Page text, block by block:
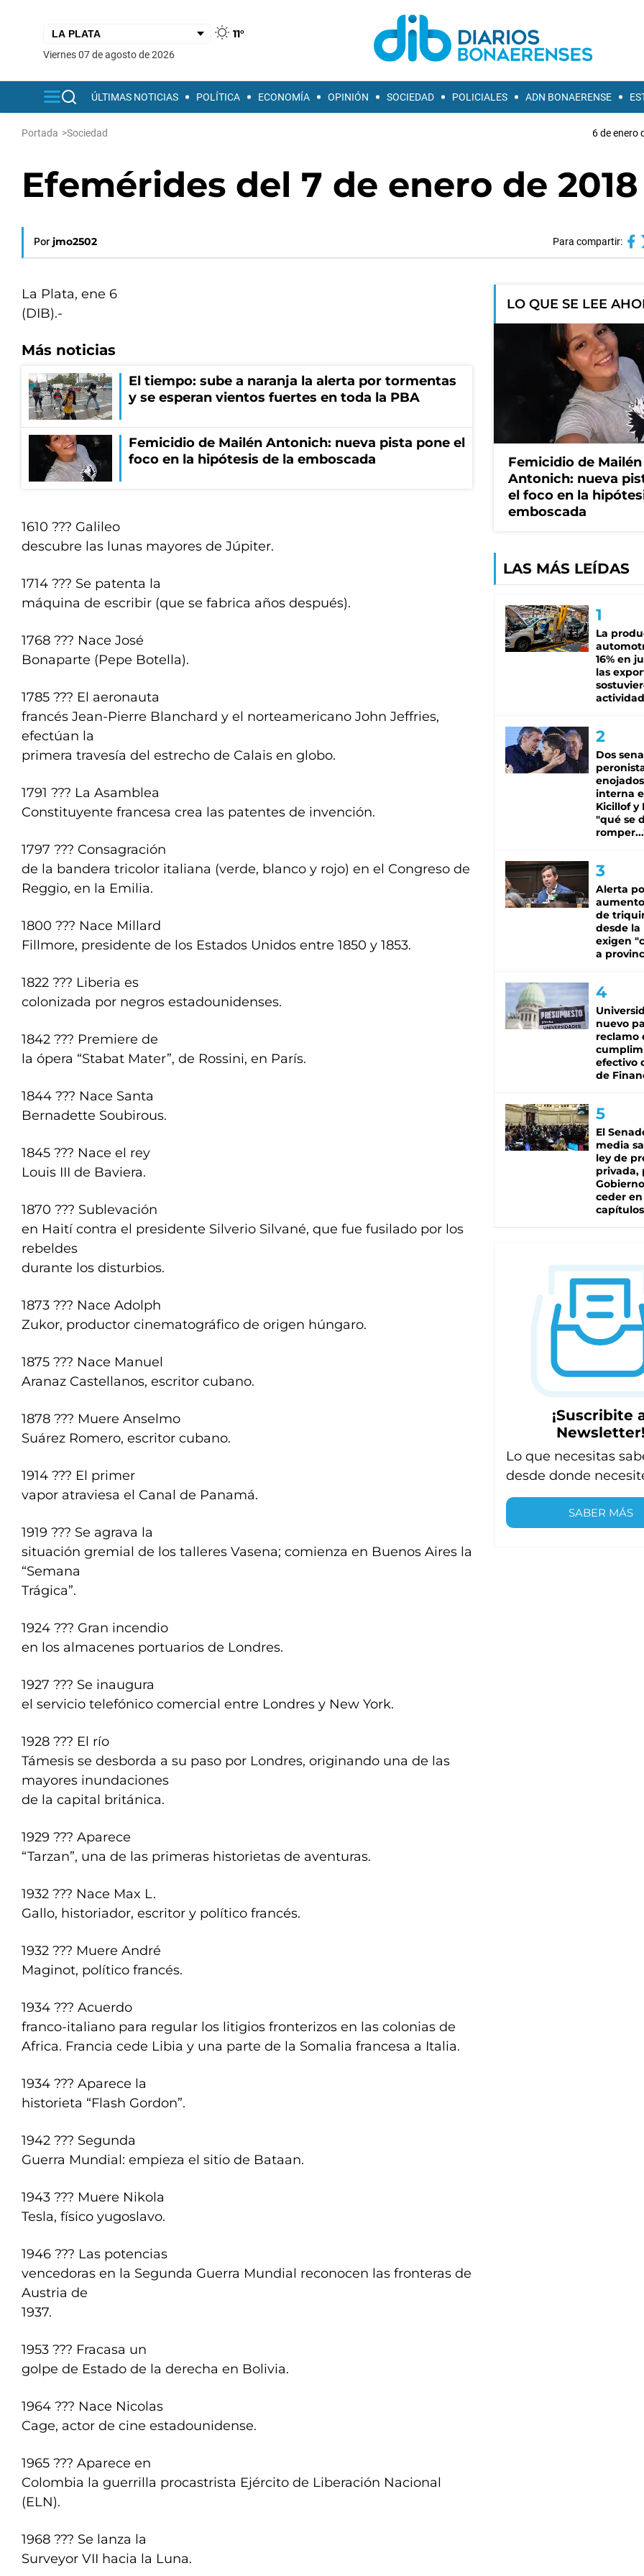
11°
viernes 07 de agosto de 2026
ÚLTIMAS NOTICIAS POLÍTICA ECONOMÍA OPINIÓN SOCIEDAD POLICIALES ADN BONAERENSE
Portada >Sociedad 6 de enero
Efemérides del 7 de enero de 2018
Por jmo2502 Para compartir:
La Plata, ene 6
(DIB).-
Más noticias
El tiempo: sube a naranja la alerta por tormentas
y se esperan vientos fuertes en toda la PBA
Femicidio de Mailén Antonich: nueva pista pone el
foco en la hipótesis de la emboscada
1610 ??? Galileo
descubre las lunas mayores de Júpiter.
1714 ??? Se patenta la
máquina de escribir (que se fabrica años después).
1768 ??? Nace José
Bonaparte (Pepe Botella).
1785 ??? El aeronauta
francés Jean-Pierre Blanchard y el norteamericano John Jeffries,
efectúan la
primera travesía del estrecho de Calais en globo.
1791 ??? La Asamblea
Constituyente francesa crea las patentes de invención.
1797 ??? Consagración
de la bandera tricolor italiana (verde, blanco y rojo) en el Congreso de
Reggio, en la Emilia.
1800 ??? Nace Millard
Fillmore, presidente de los Estados Unidos entre 1850 y 1853.
1822 ??? Liberia es
colonizada por negros estadounidenses.
1842 ??? Premiere de
la ópera “Stabat Mater”, de Rossini, en París.
1844 ??? Nace Santa
Bernadette Soubirous.
1845 ??? Nace el rey
Louis III de Baviera.
1870 ??? Sublevación
en Haití contra el presidente Silverio Silvané, que fue fusilado por los
rebeldes
durante los disturbios.
1873 ??? Nace Adolph
Zukor, productor cinematográfico de origen húngaro.
1875 ??? Nace Manuel
Aranaz Castellanos, escritor cubano.
1878 ??? Muere Anselmo
Suárez Romero, escritor cubano.
1914 ??? El primer
vapor atraviesa el Canal de Panamá.
1919 ??? Se agrava la
situación gremial de los talleres Vasena; comienza en Buenos Aires la
“Semana
Trágica”.
1924 ??? Gran incendio
en los almacenes portuarios de Londres.
1927 ??? Se inaugura
el servicio telefónico comercial entre Londres y New York.
1928 ??? El río
Támesis se desborda a su paso por Londres, originando una de las
mayores inundaciones
de la capital británica.
1929 ??? Aparece
“Tarzan”, una de las primeras historietas de aventuras.
1932 ??? Nace Max L.
Gallo, historiador, escritor y político francés.
1932 ??? Muere André
Maginot, político francés.
1934 ??? Acuerdo
franco-italiano para regular los litigios fronterizos en las colonias de
Africa. Francia cede Libia y una parte de la Somalia francesa a Italia.
1934 ??? Aparece la
historieta “Flash Gordon”.
1942 ??? Segunda
Guerra Mundial: empieza el sitio de Bataan.
1943 ??? Muere Nikola
Tesla, físico yugoslavo.
1946 ??? Las potencias
vencedoras en la Segunda Guerra Mundial reconocen las fronteras de
Austria de
1937.
1953 ??? Fracasa un
golpe de Estado de la derecha en Bolivia.
1964 ??? Nace Nicolas
Cage, actor de cine estadounidense.
1965 ??? Aparece en
Colombia la guerrilla procastrista Ejército de Liberación Nacional
(ELN).
1968 ??? Se lanza la
Surveyor VII hacia la Luna.
LO QUE SE LEE
Femicidio de Mailén
Antonich: nueva
el foco en la
emboscada
LAS MÁS LEÍDAS
La
16% en
las
actividad
Dos
interna
Kicillof y
"qué se
Alerta
de
desde la
exigen
a
nuevo
reclamo
efectivo
de
El
media
ley de
privada,
ceder
capítulos
¡Suscribite
Newsletter!
Lo que necesitas
desde donde
SABER MÁS